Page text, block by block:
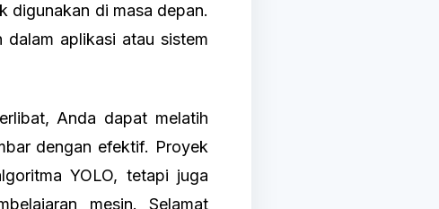
digunakan di masa depan.
aplikasi atau sistem
Anda dapat melatih
dengan efektif. Proyek
YOLO, tetapi juga
mesin. Selamat